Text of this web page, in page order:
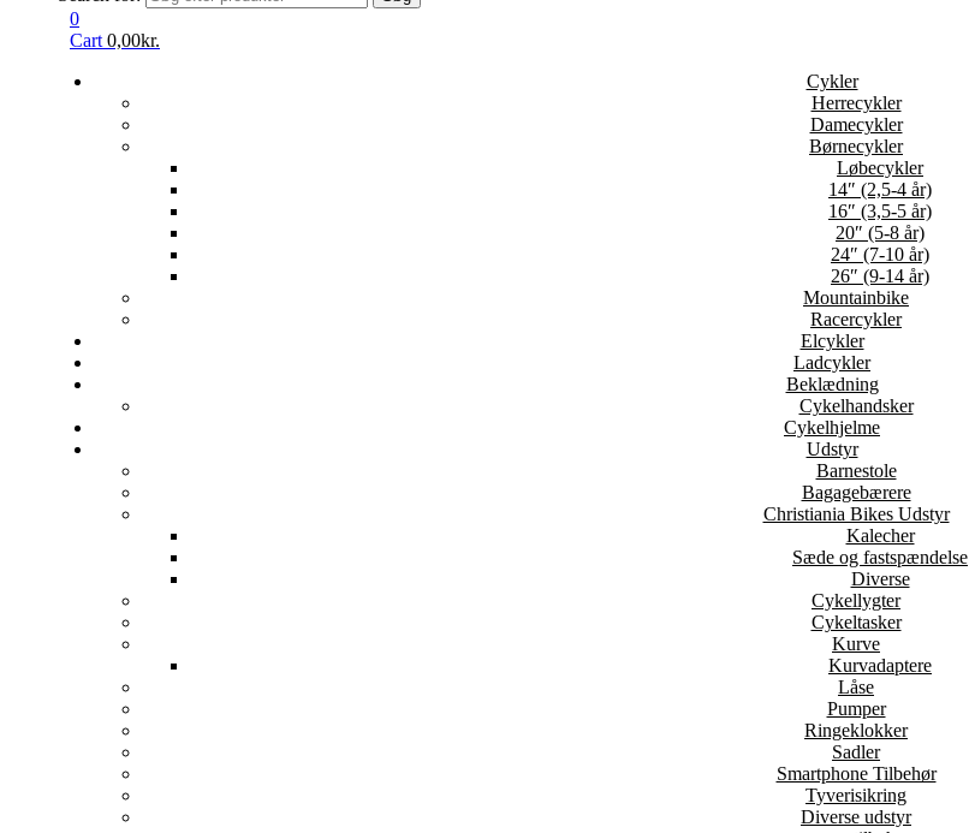
0
Cart 0,00kr.
Cykler
Herrecykler
Damecykler
Børnecykler
Løbecykler
14″ (2,5-4 år)
16″ (3,5-5 år)
20″ (5-8 år)
24″ (7-10 år)
26″ (9-14 år)
Mountainbike
Racercykler
Elcykler
Ladcykler
Beklædning
Cykelhandsker
Cykelhjelme
Udstyr
Barnestole
Bagagebærere
Christiania Bikes Udstyr
Kalecher
Sæde og fastspændelse
Diverse
Cykellygter
Cykeltasker
Kurve
Kurvadaptere
Låse
Pumper
Ringeklokker
Sadler
Smartphone Tilbehør
Tyverisikring
Diverse udstyr